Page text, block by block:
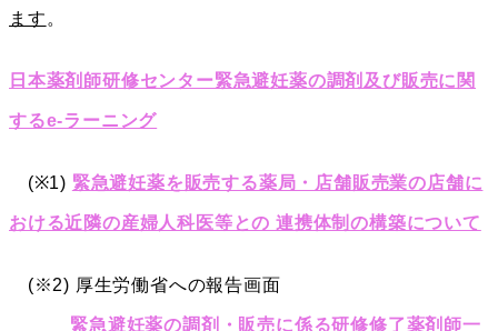
ます 。
日本薬剤師研修センター緊急避妊薬の調剤及び販売に関
するe-ラーニング
(※1) 緊急避妊薬を販売する薬局・店舗販売業の店舗に
おける近隣の産婦人科医等との 連携体制の構築について
(※2) 厚生労働省への報告画面
緊急避妊薬の調剤・販売に係る研修修了薬剤師一